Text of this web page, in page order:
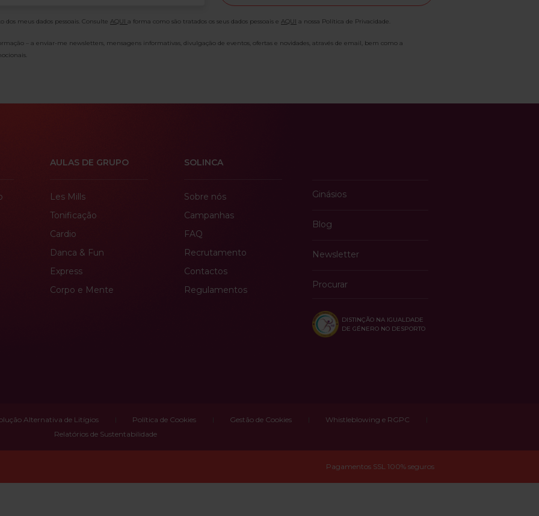
meus dados pessoais. Consulte AQUI a forma como são tratados os seus dados pessoais e AQUI a nossa Política de Privacidade.
– a enviar-me newsletters, mensagens informativas, divulgação de eventos, ofertas e novidades, através de email, bem como a
AULAS DE GRUPO
Les Mills
Tonificação
Cardio
Danca & Fun
Express
Corpo e Mente
SOLINCA
Sobre nós
Campanhas
FAQ
Recrutamento
Contactos
Regulamentos
Ginásios
Blog
Newsletter
Procurar
DISTINÇÃO NA IGUALDADE
DE GÉNERO NO DESPORTO
Alternativa de Litígios Política de Cookies Gestão de Cookies
Whistleblowing e RGPC
Relatórios de Sustentabilidade
Pagamentos SSL 100% seguros